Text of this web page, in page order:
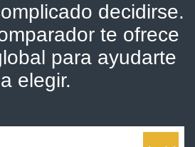
decidirse.
te ofrece
para ayudarte
a elegir.